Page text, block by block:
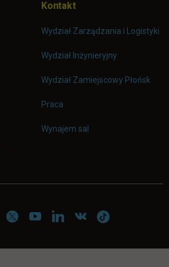
Kontakt
Wydział Zarządzania i Logistyki
Wydział Inżynieryjny
Wydział Zamiejscowy Płońsk
Praca
Wynajem sal